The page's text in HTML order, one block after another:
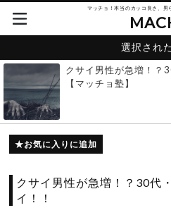
マッチョ！本当のカッコ良さ、男
選択され
クサイ男性が急増！？
【マッチョ塾】
お気に入りに追加
クサイ男性が急増！？30代
イ！！